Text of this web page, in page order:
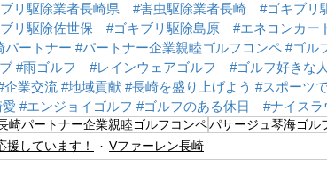
リ駆除業者長崎県 #害虫駆除業者長崎
#ゴキブリ
リ駆除佐世保 #ゴキブリ駆除島原 #エネコンカー
パートナー #パートナー企業親睦ゴルフコンペ #ゴル
#雨ゴルフ #レインウェアゴルフ
#ゴルフ好きな
企業交流 #地域貢献 #長崎を盛り上げよう #スポーツ
#エンジョイゴルフ #ゴルフのある休日 #ナイスラ
崎パートナー企業親睦ゴルフコンペパサージュ琴海ゴル
援しています！ Vファーレン長崎